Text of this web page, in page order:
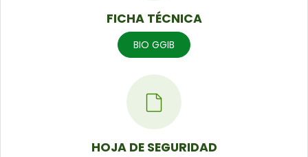
FICHA TÉCNICA
BIO GGIB
HOJA DE SEGURIDAD